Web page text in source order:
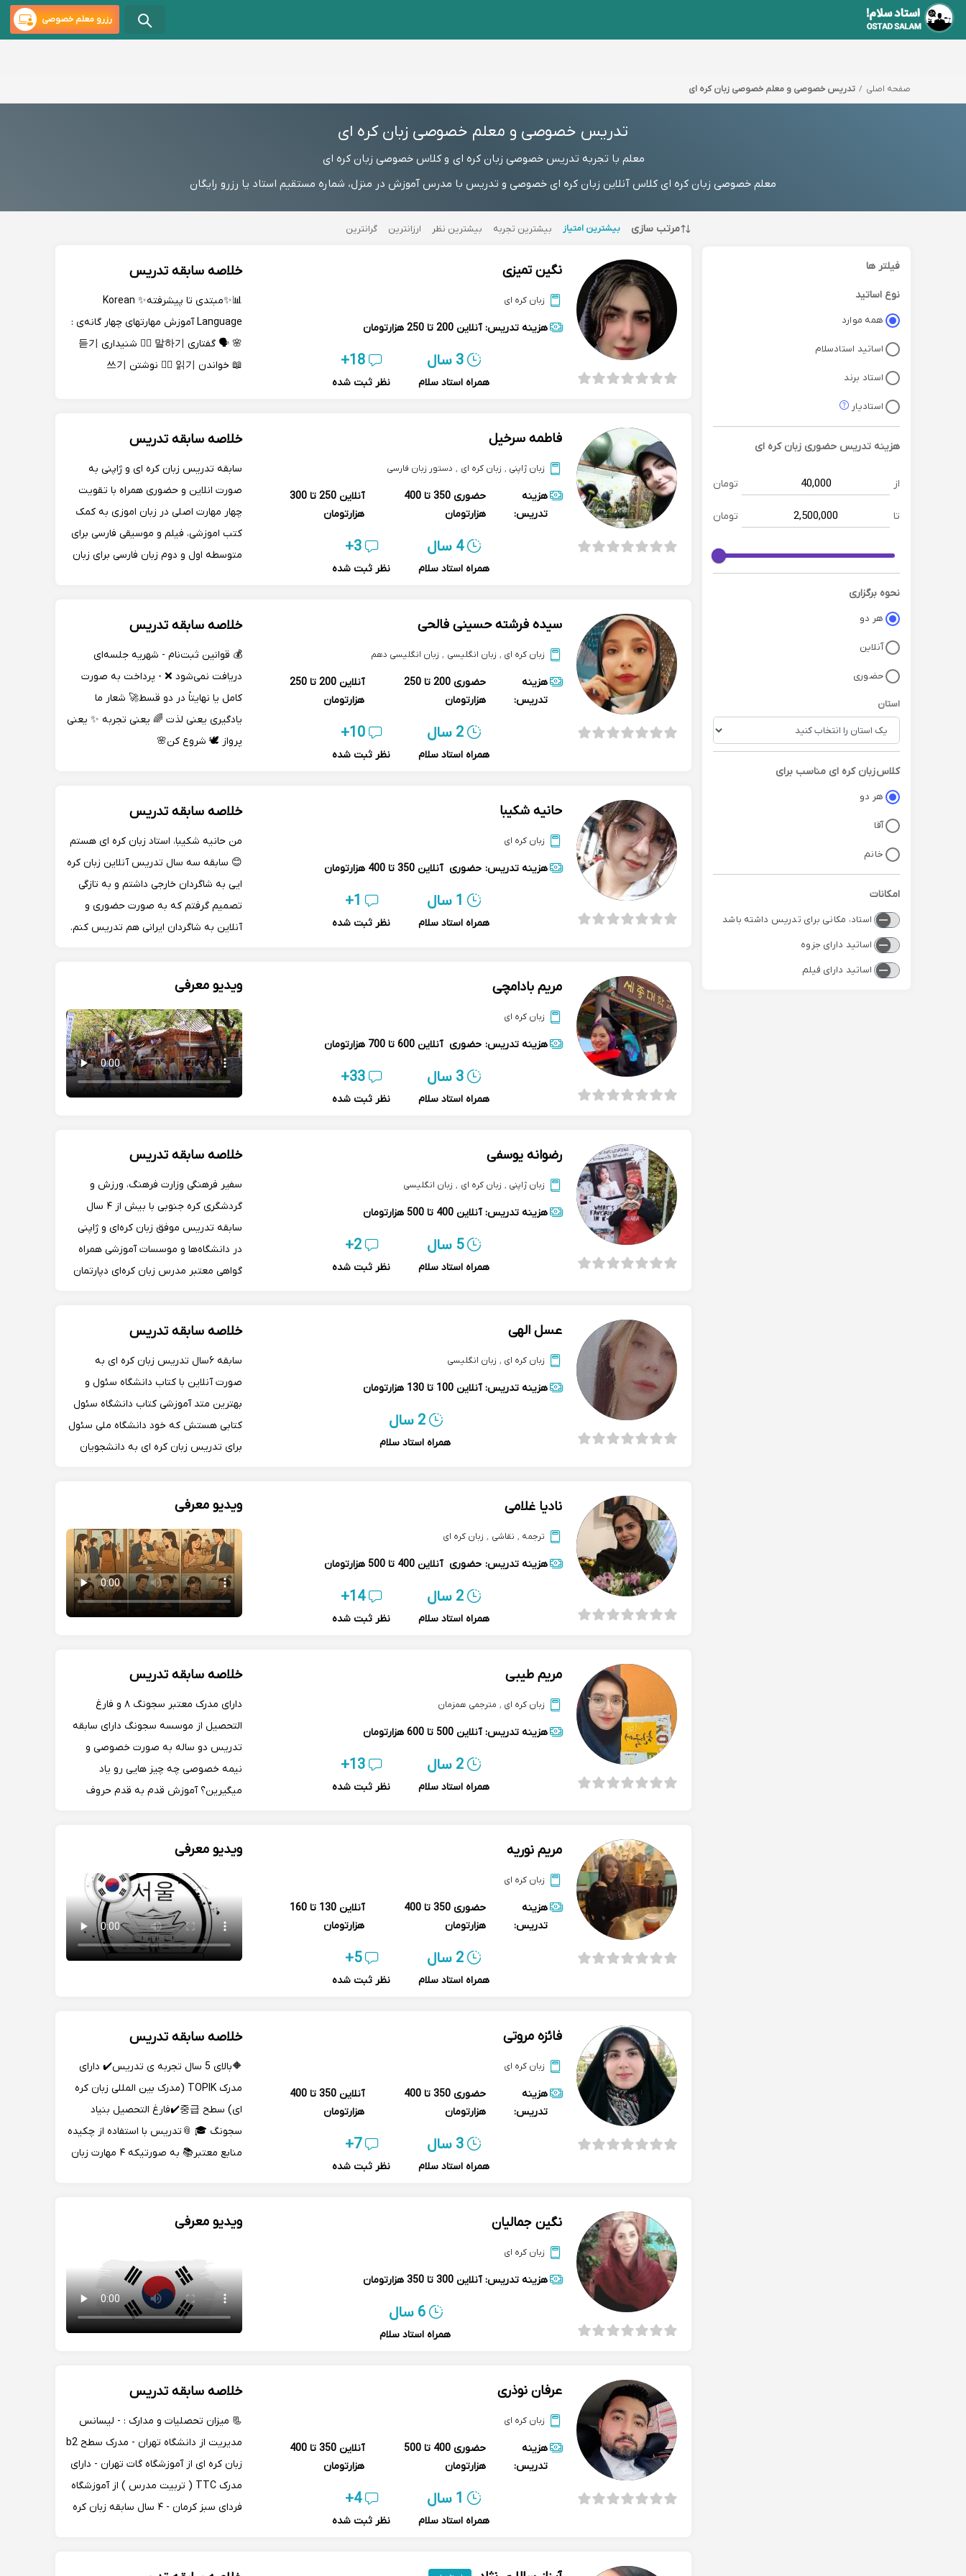
رزرو معلم خصوصی
صفحه اصلی تدریس خصوصی و معلم خصوصی زبان کره ای
تدریس خصوصی و معلم خصوصی زبان کره ای
معلم با تجربه تدریس خصوصی زبان کره ای و کلاس خصوصی زبان کره ای
معلم خصوصی زبان کره ای کلاس آنلاین زبان کره ای خصوصی و تدریس با مدرس آموزش در منزل، شماره مستقیم استاد یا رزرو رایگان
فیلتر ها
نوع اساتید
همه موارد
اساتید استادسلام
استاد برند
استادیار
هزینه تدریس حضوری زبان کره ای
از تومان
تا تومان
نحوه برگزاری
هر دو
آنلاین
حضوری
استان
کلاسزبان کره ای مناسب برای
هر دو
آقا
خانم
امکانات
استاد، مکانی برای تدریس داشته باشد
اساتید دارای جزوه
اساتید دارای فیلم
مرتب سازی بیشترین امتیاز بیشترین تجربه بیشترین نظر ارزانترین گرانترین
نگین تمیزی
زبان کره ای
هزینه تدریس: آنلاین 200 تا 250 هزارتومان
3 سال
همراه استاد سلام
18+
نظر ثبت شده
خلاصه سابقه تدریس
📊✨مبتدی تا پیشرفته✨ Korean
Language آموزش مهارتهای چهار گانه‌ی :
🌸 🗣 گفتاری 말하기 👂🏻 شنیداری 듣기
📖 خواندن 읽기 ✍🏻 نوشتن 쓰기
فاطمه سرخیل
زبان ژاپنی , زبان کره ای , دستور زبان فارسی
هزینه
تدریس:
حضوری
350 تا 400
هزارتومان
آنلاین
250 تا 300
هزارتومان
4 سال
همراه استاد سلام
3+
نظر ثبت شده
خلاصه سابقه تدریس
سابقه تدریس زبان کره ای و ژاپنی به
صورت انلاین و حضوری همراه با تقویت
چهار مهارت اصلی در زبان اموزی به کمک
کتب اموزشی، فیلم و موسیقی فارسی برای
متوسطه اول و دوم زبان فارسی برای زبان
سیده فرشته حسینی فالحی
زبان کره ای , زبان انگلیسی , زبان انگلیسی دهم
هزینه
تدریس:
حضوری
200 تا 250
هزارتومان
آنلاین
200 تا 250
هزارتومان
2 سال
همراه استاد سلام
10+
نظر ثبت شده
خلاصه سابقه تدریس
💰 قوانین ثبت‌نام - شهریه جلسه‌ای
دریافت نمی‌شود ❌ - پرداخت به صورت
کامل یا نهایتاً در دو قسط🚀 شعار ما
یادگیری یعنی لذت 🌈 یعنی تجربه ✨ یعنی
پرواز 🕊️ شروع کن🌸
حانیه شکیبا
زبان کره ای
هزینه تدریس: حضوری آنلاین 350 تا 400 هزارتومان
1 سال
همراه استاد سلام
1+
نظر ثبت شده
خلاصه سابقه تدریس
من حانیه شکیبا، استاد زبان کره ای هستم
😊 سابقه سه سال تدریس آنلاین زبان کره
ایی به شاگردان خارجی داشتم و به تازگی
تصمیم گرفتم که به صورت حضوری و
آنلاین به شاگردان ایرانی هم تدریس کنم.
مریم بادامچی
زبان کره ای
هزینه تدریس: حضوری آنلاین 600 تا 700 هزارتومان
3 سال
همراه استاد سلام
33+
نظر ثبت شده
ویدیو معرفی
رضوانه یوسفی
زبان ژاپنی , زبان کره ای , زبان انگلیسی
هزینه تدریس: آنلاین 400 تا 500 هزارتومان
5 سال
همراه استاد سلام
2+
نظر ثبت شده
خلاصه سابقه تدریس
سفیر فرهنگی وزارت فرهنگ، ورزش و
گردشگری کره جنوبی با بیش از ۴ سال
سابقه تدریس موفق زبان کره‌ای و ژاپنی
در دانشگاه‌ها و موسسات آموزشی همراه
گواهی معتبر مدرس زبان کره‌ای دپارتمان
دوره‌های پیشرفته
عسل الهی
زبان کره ای , زبان انگلیسی
هزینه تدریس: آنلاین 100 تا 130 هزارتومان
2 سال
همراه استاد سلام
خلاصه سابقه تدریس
سابقه ۶سال تدریس زبان کره ای به
صورت آنلاین‌ با کتاب دانشگاه سئول و
بهترین متد آموزشی کتاب دانشگاه سئول
کتابی هستش که خود دانشگاه ملی سئول
برای تدریس زبان کره ای به دانشجویان
راحتی زبان اموزانم تدریس آنلاین رو
ترجیح میدم
نادیا غلامی
ترجمه , نقاشی , زبان کره ای
هزینه تدریس: حضوری آنلاین 400 تا 500 هزارتومان
2 سال
همراه استاد سلام
14+
نظر ثبت شده
ویدیو معرفی
مریم طیبی
زبان کره ای , مترجمی همزمان
هزینه تدریس: آنلاین 500 تا 600 هزارتومان
2 سال
همراه استاد سلام
13+
نظر ثبت شده
خلاصه سابقه تدریس
دارای مدرک معتبر سجونگ ۸ و فارغ
التحصیل از موسسه سجونگ دارای سابقه
تدریس دو ساله به صورت خصوصی و
نیمه خصوصی چه چیز هایی رو یاد
میگیرین؟ آموزش قدم به قدم حروف
مکالمه روزمره و واقعی
مریم نوریه
زبان کره ای
هزینه
تدریس:
حضوری
350 تا 400
هزارتومان
آنلاین
130 تا 160
هزارتومان
2 سال
همراه استاد سلام
5+
نظر ثبت شده
ویدیو معرفی
فائزه مروتی
زبان کره ای
هزینه
تدریس:
حضوری
350 تا 400
هزارتومان
آنلاین
350 تا 400
هزارتومان
3 سال
همراه استاد سلام
7+
نظر ثبت شده
خلاصه سابقه تدریس
🔶بالای 5 سال تجربه ی تدریس✔️ دارای
مدرک TOPIK (مدرک بین المللی زبان کره
ای) سطح 중급✔️فارغ التحصیل بنیاد
سجونگ 🎓 📎تدریس با استفاده از چکیده
منابع معتبر📚 به صورتیکه ۴ مهارت زبان
صحبت و مکالمه 📍کلاسهای حضوری در
نگین جمالیان
زبان کره ای
هزینه تدریس: آنلاین 300 تا 350 هزارتومان
6 سال
همراه استاد سلام
ویدیو معرفی
عرفان نوذری
زبان کره ای
هزینه
تدریس:
حضوری
400 تا 500
هزارتومان
آنلاین
350 تا 400
هزارتومان
1 سال
همراه استاد سلام
4+
نظر ثبت شده
خلاصه سابقه تدریس
📃 میزان تحصلیات و مدارک : - لیسانس
مدیریت از دانشگاه تهران - مدرک سطح b2
زبان کره ای از آموزشگاه گات تهران - دارای
مدرک TTC ( تربیت مدرس ) از آموزشگاه
فردای سبز کرمان - ۴ سال سابقه زبان کره